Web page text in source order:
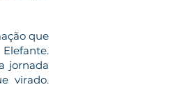
que
jornada
virado.